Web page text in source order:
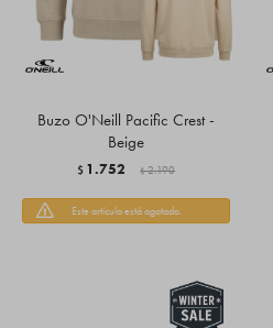
Buzo O'Neill Pacific Crest -
Beige
$ 1.752 $ 2.190
Este artículo está agotado.